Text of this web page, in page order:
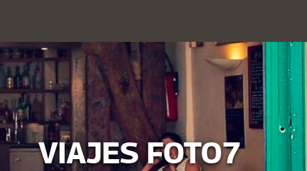
VIAJES FOTO7